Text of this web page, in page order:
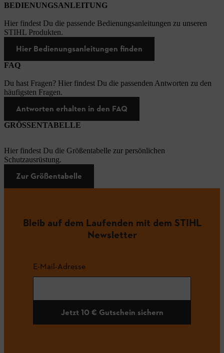
BEDIENUNGSANLEITUNG
Hier findest Du die passende Bedienungsanleitungen zu unseren
STIHL Produkten.
Hier Bedienungsanleitungen finden
FAQ
Du hast Fragen? Hier findest Du die passenden Antworten zu den
häufigsten Fragen.
Antworten erhalten in den FAQ
GRÖSSENTABELLE
Hier findest Du die Größentabelle zur persönlichen
Schutzausrüstung.
Zur Größentabelle
Bleib auf dem Laufenden mit dem STIHL
Newsletter
E-Mail-Adresse
Jetzt 10 € Gutschein sichern